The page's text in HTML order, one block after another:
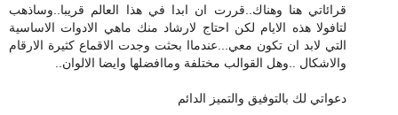
قرائاتي هنا وهناك..قررت ان ابدا في هذا العالم قريبا..وساذهب
لتافولا هذه الايام لكن احتاج لارشاد منك ماهي الادوات الاساسية
التي لابد ان تكون معي...عندماا بحثت وجدت الاقماع كثيرة الارقام
والاشكال ..وهل القوالب مختلفة وماافضلها وايضا الالوان..
دعواتي لك بالتوفيق والتميز الدائم